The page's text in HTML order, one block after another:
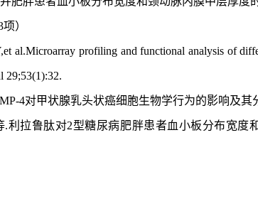
项）
al.Microarray profiling and functional analysis of
29;53(1):32.
4对甲状腺乳头状癌细胞生物学行为的影响及其
利拉鲁肽对2型糖尿病肥胖患者血小板分布宽度